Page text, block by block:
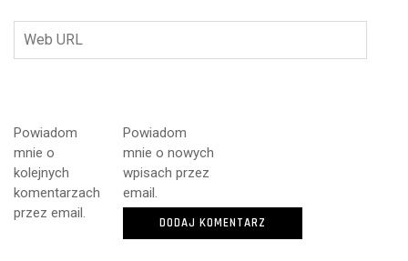
Powiadom
mnie o
kolejnych
komentarzach
przez email.
Powiadom
mnie o nowych
wpisach przez
email.